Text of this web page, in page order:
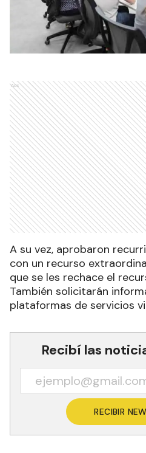
Ads
A su vez, aprobaron
con un recurso
que se les rechace el
También solicitarán
plataformas de servicios
Recibí las
RECIBIR